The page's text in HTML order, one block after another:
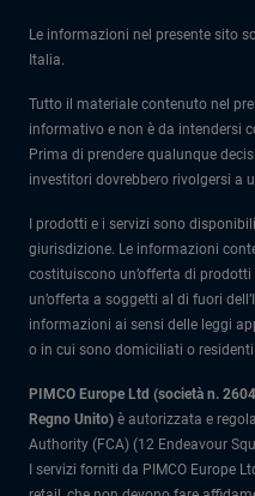
Le informazioni nel presente sito
Italia.
Tutto il materiale contenuto nel
informativo e non è da intendersi
Prima di prendere qualunque
investitori dovrebbero rivolgersi a
I prodotti e i servizi sono
giurisdizione. Le informazioni
costituiscono un’offerta di
un’offerta a soggetti al di fuori
informazioni ai sensi delle leggi
o in cui sono domiciliati o residenti.
PIMCO Europe Ltd (società n.
Regno Unito) è autorizzata e
Authority (FCA) (12 Endeavour
I servizi forniti da PIMCO Europe